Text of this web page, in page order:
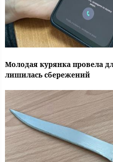
Молодая курянка провела
лишилась сбережений